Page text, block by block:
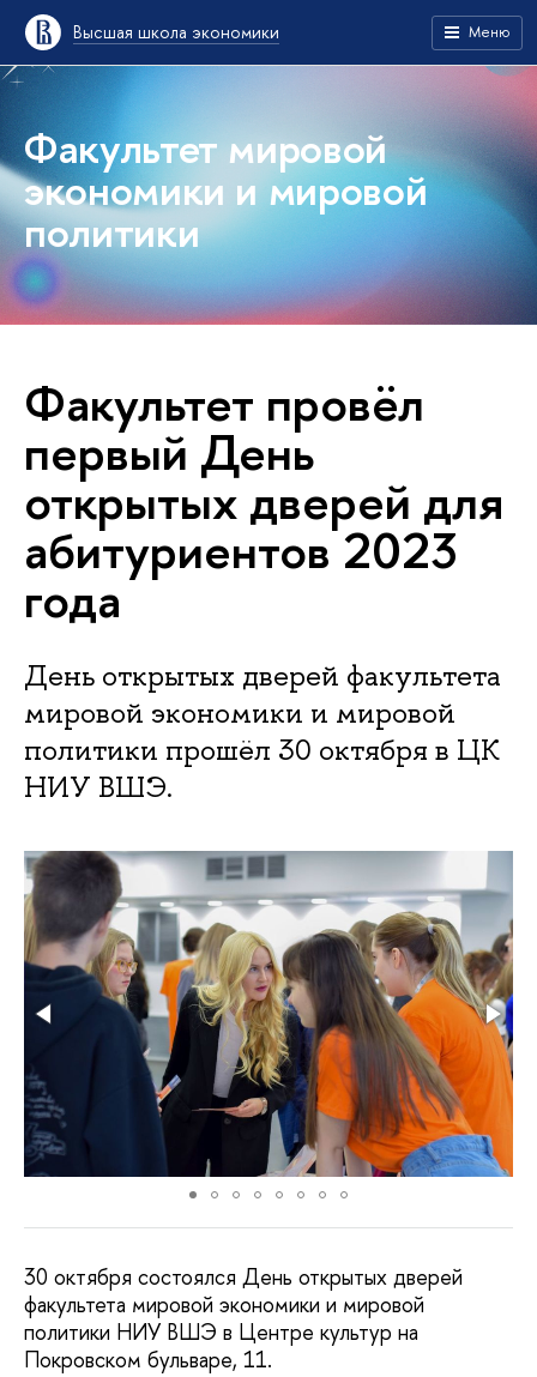
Высшая школа экономики Меню
Факультет мировой
экономики и мировой
политики
Факультет провёл
первый День
открытых дверей для
абитуриентов 2023
года
День открытых дверей факультета
мировой экономики и мировой
политики прошёл 30 октября в ЦК
НИУ ВШЭ.
30 октября состоялся День открытых дверей
факультета мировой экономики и мировой
политики НИУ ВШЭ в Центре культур на
Покровском бульваре, 11.